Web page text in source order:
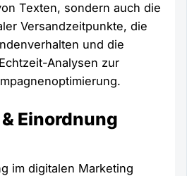
Texten, sondern auch die
Versandzeitpunkte, die
und die
Analysen zur
Einordnung
im digitalen Marketing